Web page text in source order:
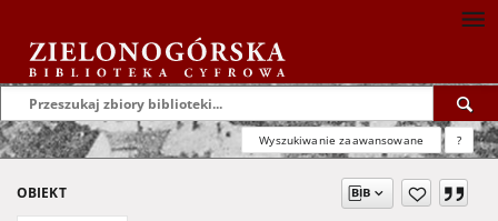
Wyszukiwanie zaawansowane ?
OBIEKT